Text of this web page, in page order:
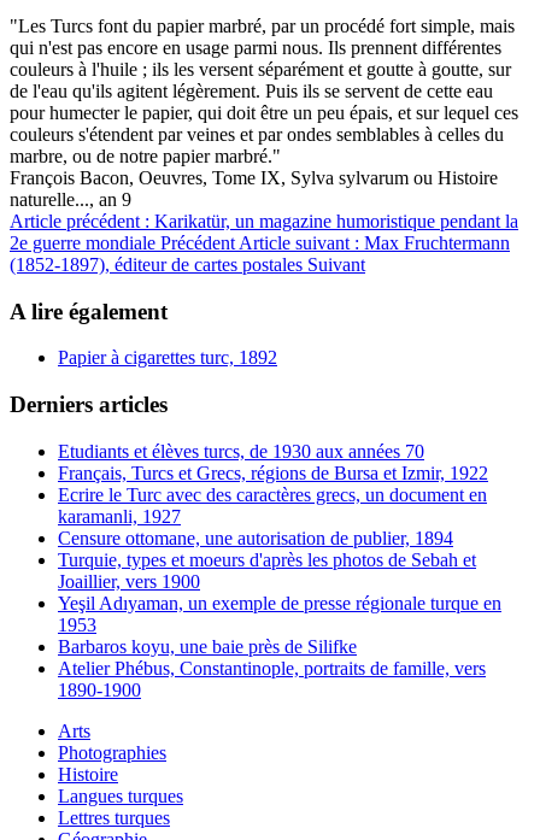
"Les Turcs font du papier marbré, par un procédé fort simple, mais
qui n'est pas encore en usage parmi nous. Ils prennent différentes
couleurs à l'huile ; ils les versent séparément et goutte à goutte, sur
de l'eau qu'ils agitent légèrement. Puis ils se servent de cette eau
pour humecter le papier, qui doit être un peu épais, et sur lequel ces
couleurs s'étendent par veines et par ondes semblables à celles du
marbre, ou de notre papier marbré."
François Bacon, Oeuvres, Tome IX, Sylva sylvarum ou Histoire
naturelle..., an 9
Article précédent : Karikatür, un magazine humoristique pendant la
2e guerre mondiale Précédent Article suivant : Max Fruchtermann
(1852-1897), éditeur de cartes postales Suivant
A lire également
Papier à cigarettes turc, 1892
Derniers articles
Etudiants et élèves turcs, de 1930 aux années 70
Français, Turcs et Grecs, régions de Bursa et Izmir, 1922
Ecrire le Turc avec des caractères grecs, un document en
karamanli, 1927
Censure ottomane, une autorisation de publier, 1894
Turquie, types et moeurs d'après les photos de Sebah et
Joaillier, vers 1900
Yeşil Adıyaman, un exemple de presse régionale turque en
1953
Barbaros koyu, une baie près de Silifke
Atelier Phébus, Constantinople, portraits de famille, vers
1890-1900
Arts
Photographies
Histoire
Langues turques
Lettres turques